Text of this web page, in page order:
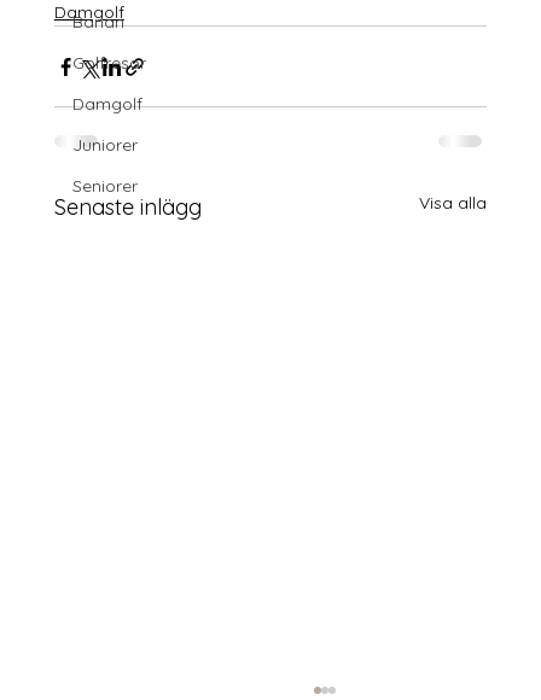
Banan
Golfresor
Damgolf
Juniorer
Seniorer
Damgolf
Senaste inlägg Visa alla